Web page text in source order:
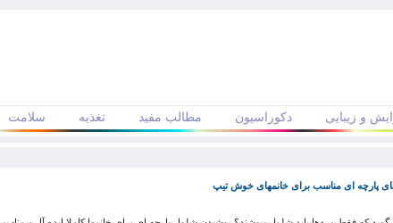
و زیبایی دکوراسیون مطالب مفید تغذیه سلامت
پارچه ای مناسب برای خانمهای خوش تیپ